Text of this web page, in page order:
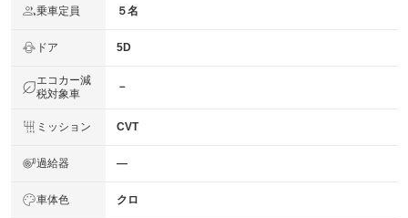
乗車定員 ５名
ドア 5D
エコカー減
税対象車
－
ミッション CVT
過給器 ―
車体色 クロ